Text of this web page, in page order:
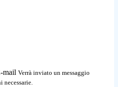
mail Verrà inviato un messaggio